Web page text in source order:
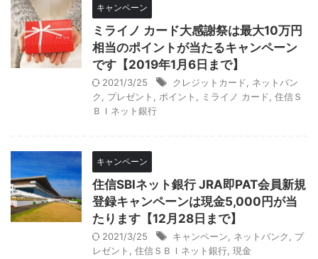
キャンペーン
ミライノ カード大感謝祭は最大10万円
相当のポイントが当たるキャンペーン
です【2019年1月6日まで】
2021/3/25 クレジットカード
ネットバン
ク
プレゼント ポイント ミライノ カード
住信Ｓ
ＢＩネット銀行
キャンペーン
住信SBIネット銀行 JRA即PAT会員新規
登録キャンペーンは現金5,000円が当
たります【12月28日まで】
2021/3/25 キャンペーン ネットバンク
プ
レゼント
住信ＳＢＩネット銀行 現金